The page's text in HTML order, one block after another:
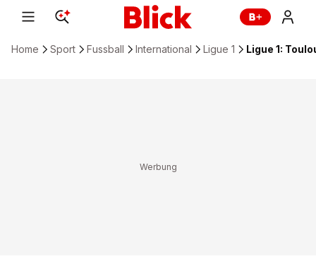
Home Sport Fussball International Ligue 1 Ligue 1: